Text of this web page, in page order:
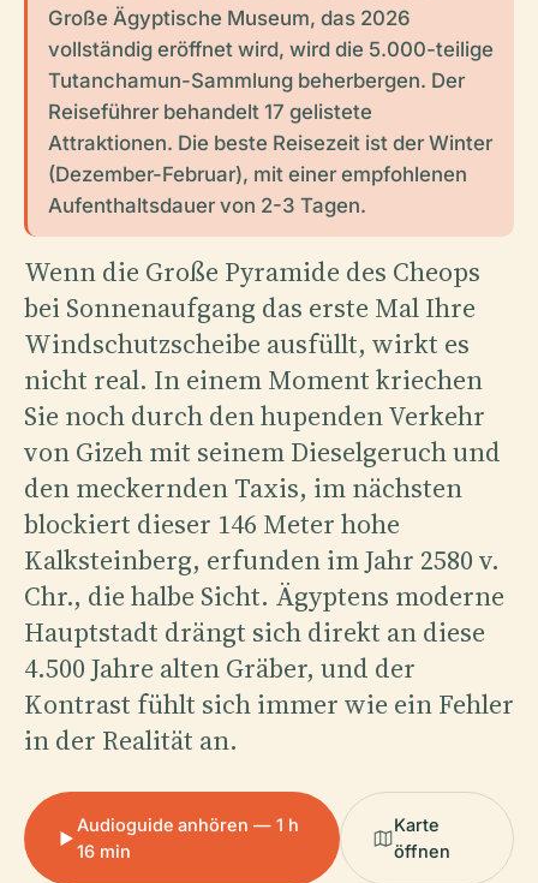
Große Ägyptische Museum, das 2026
vollständig eröffnet wird, wird die 5.000-teilige
Tutanchamun-Sammlung beherbergen. Der
Reiseführer behandelt 17 gelistete
Attraktionen. Die beste Reisezeit ist der Winter
(Dezember-Februar), mit einer empfohlenen
Aufenthaltsdauer von 2-3 Tagen.
Wenn die Große Pyramide des Cheops
bei Sonnenaufgang das erste Mal Ihre
Windschutzscheibe ausfüllt, wirkt es
nicht real. In einem Moment kriechen
Sie noch durch den hupenden Verkehr
von Gizeh mit seinem Dieselgeruch und
den meckernden Taxis, im nächsten
blockiert dieser 146 Meter hohe
Kalksteinberg, erfunden im Jahr 2580 v.
Chr., die halbe Sicht. Ägyptens moderne
Hauptstadt drängt sich direkt an diese
4.500 Jahre alten Gräber, und der
Kontrast fühlt sich immer wie ein Fehler
in der Realität an.
Audioguide anhören — 1 h
16 min
Karte
öffnen